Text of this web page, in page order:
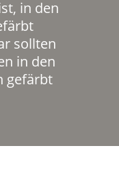
in den
sollten
in den
gefärbt